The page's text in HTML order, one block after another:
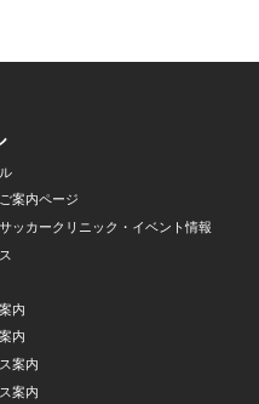
案内ページ
ッカークリニック・イベント情報
内
内
案内
案内